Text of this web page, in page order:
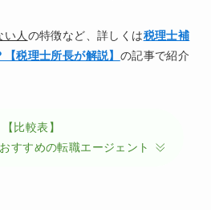
い人 の特徴など、詳しくは税理士補
税理士所長が解説】 の記事で紹介
【比較表】
すすめの転職エージェント